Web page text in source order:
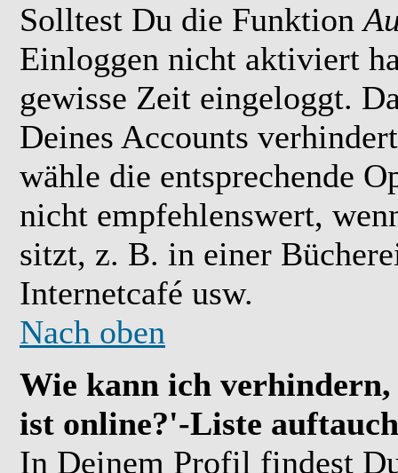
Solltest Du die Funktion
Einloggen nicht aktiviert
gewisse Zeit eingeloggt.
Deines Accounts
wähle die entsprechende
nicht empfehlenswert,
sitzt, z. B. in einer
Internetcafé usw.
Nach oben
Wie kann ich
ist online?'-Liste
In Deinem Profil findest